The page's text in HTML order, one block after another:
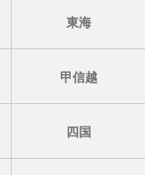
東海
甲信越
四国